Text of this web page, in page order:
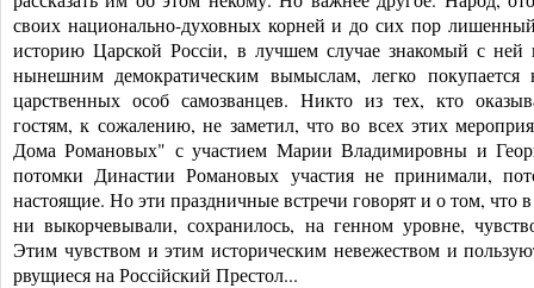
своих национально-духовных корней и до сих пор
историю Царской Россiи, в лучшем случае знакомый с ней
нынешним демократическим вымыслам, легко
царственных особ самозванцев. Никто из тех, кто
гостям, к сожалению, не заметил, что во всех этих
Дома Романовых" с участием Марии Владимировны и
потомки Династии Романовых участия не принимали,
настоящие. Но эти праздничные встречи говорят и о том, что
ни выкорчевывали, сохранилось, на генном уровне,
Этим чувством и этим историческим невежеством и
рвущиеся на Россiйский Престол...